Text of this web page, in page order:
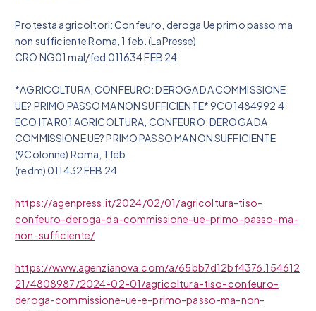
Protesta agricoltori: Confeuro, deroga Ue primo passo ma
non sufficiente Roma, 1 feb. (LaPresse)
CRO NG01 mal/fed 011634 FEB 24
*AGRICOLTURA, CONFEURO: DEROGA DA COMMISSIONE
UE? PRIMO PASSO MA NON SUFFICIENTE* 9CO1484992 4
ECO ITA R01 AGRICOLTURA, CONFEURO: DEROGA DA
COMMISSIONE UE? PRIMO PASSO MA NON SUFFICIENTE
(9Colonne) Roma, 1 feb
(redm) 011432 FEB 24
https://agenpress.it/2024/02/01/agricoltura-tiso-
confeuro-deroga-da-commissione-ue-primo-passo-ma-
non-sufficiente/
https://www.agenzianova.com/a/65bb7d12bf4376.154612
21/4808987/2024-02-01/agricoltura-tiso-confeuro-
deroga-commissione-ue-e-primo-passo-ma-non-